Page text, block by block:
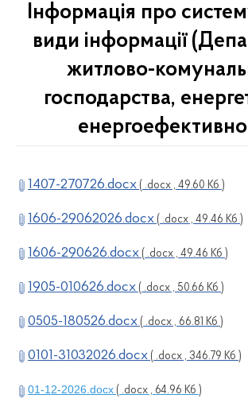
Інформація про
види інформації
житлово-
господарства,
1407-270726.docx ( .docx , 49.60 Кб )
1606-29062026.docx ( .docx , 49.46 Кб )
1606-290626.docx ( .docx , 49.46 Кб )
1905-010626.docx ( .docx , 50.66 Кб )
0505-180526.docx ( .docx , 66.81 Кб )
0101-31032026.docx ( .docx , 346.79 Кб )
01-12-2026.docx ( .docx , 64.96 Кб )